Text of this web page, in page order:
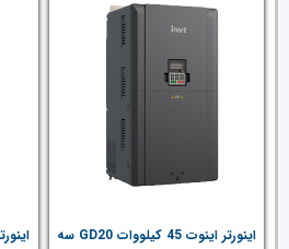
اینورتر اینوت 45 کیلووات GD20 سه